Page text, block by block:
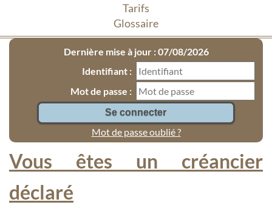
Tarifs
Glossaire
Dernière mise à jour : 07/08/2026
Identifiant :
Mot de passe :
Mot de passe oublié ?
Vous êtes un créancier
déclaré